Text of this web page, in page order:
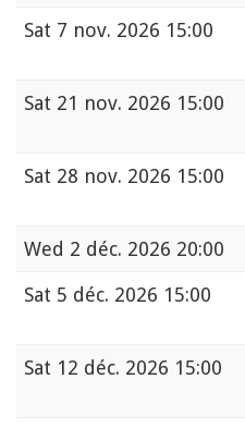
Sat 7 nov. 2026 15:00
Sat 21 nov. 2026 15:00
Sat 28 nov. 2026 15:00
Wed 2 déc. 2026 20:00
Sat 5 déc. 2026 15:00
Sat 12 déc. 2026 15:00